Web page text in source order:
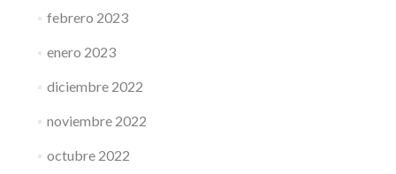
febrero 2023
enero 2023
diciembre 2022
noviembre 2022
octubre 2022